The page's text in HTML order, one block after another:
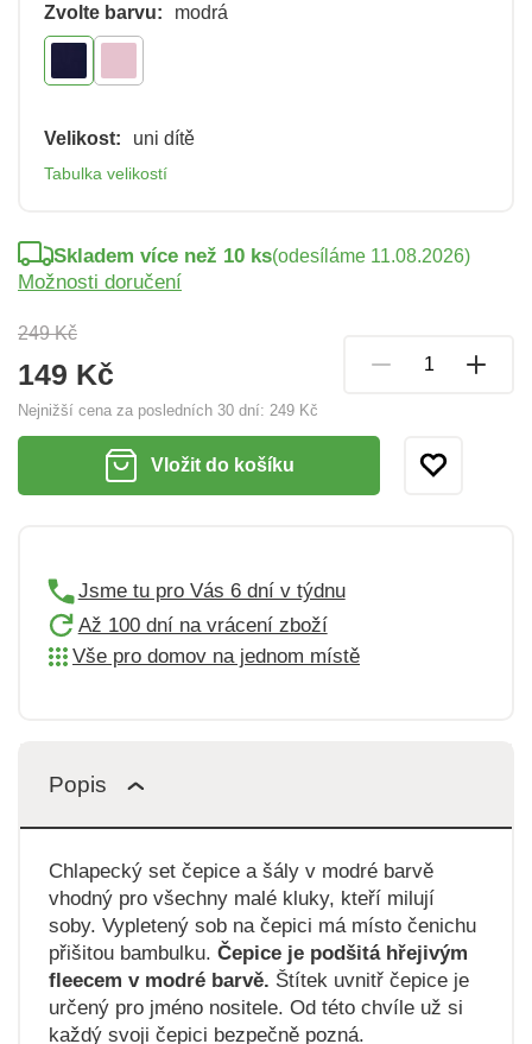
Zvolte barvu: modrá
Velikost: uni dítě
Tabulka velikostí
249 Kč
149 Kč
Nejnižší cena za posledních 30 dní: 249 Kč
Skladem více než 10 ks(odesíláme 11.08.2026)
Možnosti doručení
Vložit do košíku
Jsme tu pro Vás 6 dní v týdnu
Až 100 dní na vrácení zboží
Vše pro domov na jednom místě
Popis
Chlapecký set čepice a šály v modré barvě
vhodný pro všechny malé kluky, kteří milují
soby. Vypletený sob na čepici má místo čenichu
přišitou bambulku. Čepice je podšitá hřejivým
fleecem v modré barvě. Štítek uvnitř čepice je
určený pro jméno nositele. Od této chvíle už si
každý svoji čepici bezpečně pozná.